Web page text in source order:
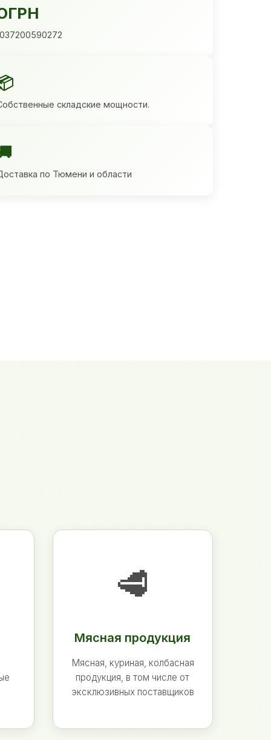
складские мощности.
по Тюмени и области
🥩
Мясная продукция
Мясная, куриная, колбасная
продукция, в том числе от
эксклюзивных поставщиков